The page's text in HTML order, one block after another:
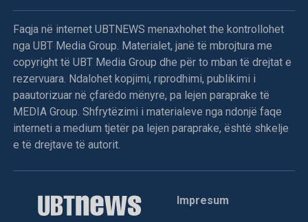
Faqja në internet UBTNEWS menaxhohet the kontrollohet
nga UBT Media Group. Materialet, janë të mbrojtura me
copyright të UBT Media Group dhe për to mban të drejtat e
rezervuara. Ndalohet kopjimi, riprodhimi, publikimi i
paautorizuar në çfarëdo mënyre, pa lejen paraprake të
MEDIA Group. Shfrytëzimi i materialeve nga ndonjë faqe
interneti a medium tjetër pa lejen paraprake, është shkelje
e të drejtave të autorit.
Impresum